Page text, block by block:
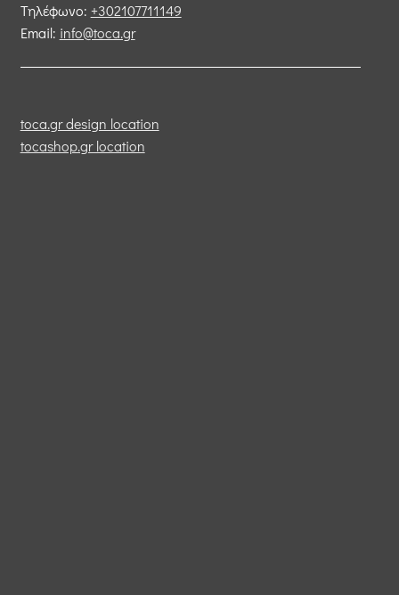
Τηλέφωνο: +302107711149
Email: info@toca.gr
toca.gr design location
tocashop.gr location